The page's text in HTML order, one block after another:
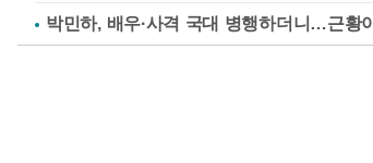
박민하, 배우·사격 국대 병행하더니…근황이